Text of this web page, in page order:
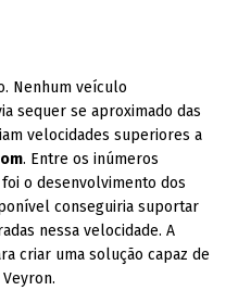
Nenhum veículo
sequer se aproximado das
velocidades superiores a
. Entre os inúmeros
o desenvolvimento dos
conseguiria suportar
nessa velocidade. A
criar uma solução capaz de